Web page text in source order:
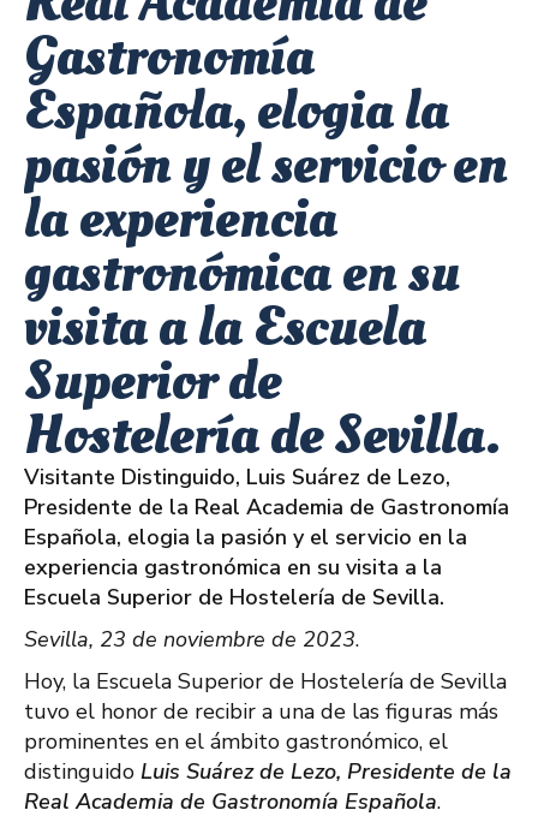
Gastronomía
Española, elogia la
pasión y el servicio en
la experiencia
gastronómica en su
visita a la Escuela
Superior de
Hostelería de Sevilla.
Visitante Distinguido, Luis Suárez de Lezo,
Presidente de la Real Academia de Gastronomía
Española, elogia la pasión y el servicio en la
experiencia gastronómica en su visita a la
Escuela Superior de Hostelería de Sevilla.
Sevilla, 23 de noviembre de 2023.
Hoy, la Escuela Superior de Hostelería de Sevilla
tuvo el honor de recibir a una de las figuras más
prominentes en el ámbito gastronómico, el
distinguido Luis Suárez de Lezo, Presidente de la
Real Academia de Gastronomía Española.